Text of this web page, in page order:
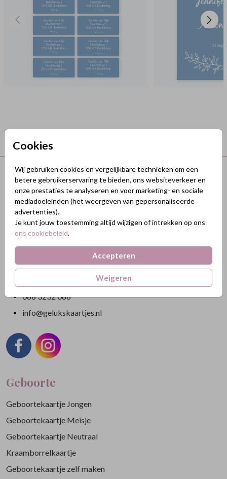
Cookies
Wij gebruiken cookies en vergelijkbare technieken om een
betere gebruikerservaring te bieden, ons websiteverkeer en
onze prestaties te analyseren en voor marketing- en sociale
mediadoeleinden (het weergeven van gepersonaliseerde
advertenties).
Je kunt jouw toestemming altijd wijzigen of intrekken op ons
ons cookiebeleid.
Accepteren
Weigeren
Terug naar boven
GeluksKaartjes.nl
Nikkelweg 45
2401MM Alphen a/d Rijn
Nederland
KVK: 84438665
BTW: NL863211185B01
088 3232 088
info@gelukskaartjes.nl
Geboorte
Geboortekaartje Jongen
Geboortekaartje Meisje
Geboortekaartje Neutraal
Kraamborrelkaartje
Geboortekaartje zelf maken